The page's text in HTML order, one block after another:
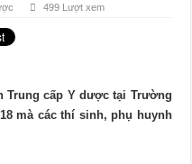
499 Lượt xem
Trung cấp Y dược tại Trường
mà các thí sinh, phụ huynh